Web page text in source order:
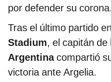
por defender su corona.
Tras el último partido
Stadium, el capitán de
Argentinacompartió
victoria ante Argelia.